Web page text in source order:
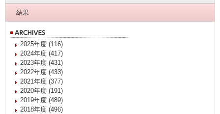
結果
2025年度 (116)
2024年度 (417)
2023年度 (431)
2022年度 (433)
2021年度 (377)
2020年度 (191)
2019年度 (489)
2018年度 (496)